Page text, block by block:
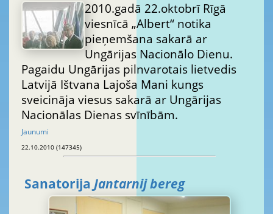
2010.gadā 22.oktobrī Rīgā
viesnīcā „Albert“ notika
pieņemšana sakarā ar
Ungārijas Nacionālo Dienu.
Pagaidu Ungārijas pilnvarotais lietvedis
Latvijā Ištvana Lajoša Mani kungs
sveicināja viesus sakarā ar Ungārijas
Nacionālas Dienas svīnībām.
Jaunumi
22.10.2010 (147345)
Sanatorija Jantarnij bereg